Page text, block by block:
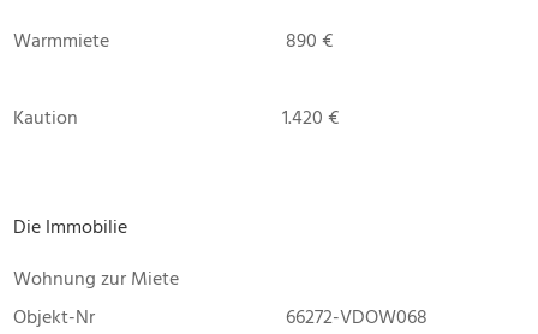
Warmmiete
890 €
Kaution 1.420 €
Die Immobilie
Wohnung zur Miete
Objekt-Nr
66272-VDOW068